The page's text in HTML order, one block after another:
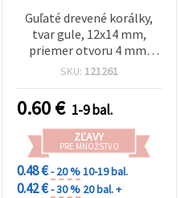
Guľaté drevené korálky,
tvar gule, 12x14 mm,
priemer otvoru 4 mm,
zmiešané farby, MIX – 10
SKU: 121261
0.60€ 1-9 bal.
ZĽAVY
PRE MNOŽSTVO
0.48 €- 20 %10-19 bal.
0.42 €- 30 % 20 bal. +